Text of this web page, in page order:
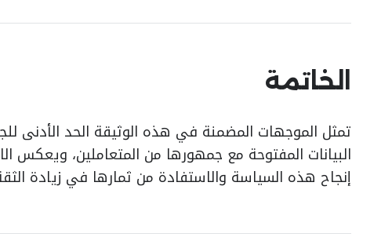
الخاتمة
تمثل الموجهات المضمنة في هذه الوثيقة الحد الأدنى
البيانات المفتوحة مع جمهورها من المتعاملين،
إنجاح هذه السياسة والاستفادة من ثمارها في زيادة